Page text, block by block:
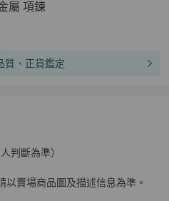
屬 項鍊
質、正貨鑑定
金屬 項鍊
判斷為準）
賣場商品圖及描述信息為準。